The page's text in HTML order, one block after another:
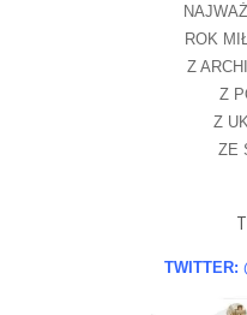
ROK
Z
Z
Z
ZE
TWITTER: